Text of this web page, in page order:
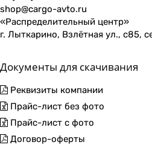
shop@cargo-avto.ru
«Распределительный центр»
г. Лыткарино, Взлётная ул., с85,
Документы для скачивания
Реквизиты компании
Прайс-лист без фото
Прайс-лист с фото
Договор-оферты